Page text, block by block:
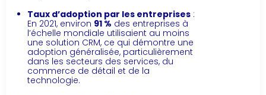
Taux d’adoption par les entreprises :
En 2021, environ 91 % des entreprises à
l’échelle mondiale utilisaient au moins
une solution CRM, ce qui démontre une
adoption généralisée, particulièrement
dans les secteurs des services, du
commerce de détail et de la
technologie.